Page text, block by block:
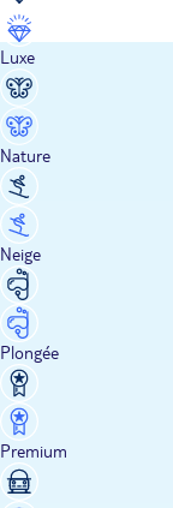
Luxe
Nature
Neige
Plongée
Premium